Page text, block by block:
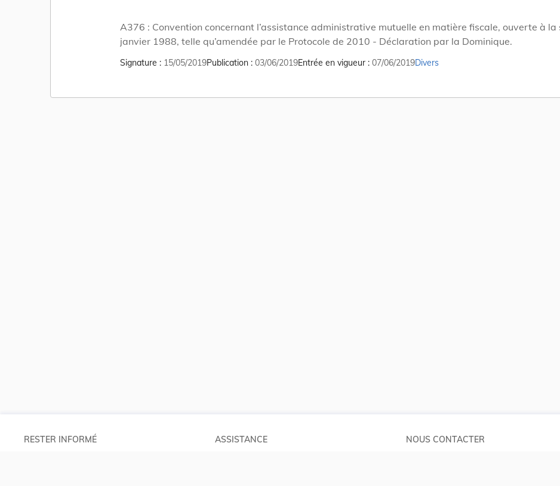
A376 : Convention concernant l’assistance administrative mutuelle en matière fiscale, ouverte à
janvier 1988, telle qu’amendée par le Protocole de 2010 - Déclaration par la Dominique.
Signature 15/05/2019Publication 03/06/2019Entrée en vigueur 07/06/2019Divers
RESTER INFORMÉ ASSISTANCE NOUS CONTACTER